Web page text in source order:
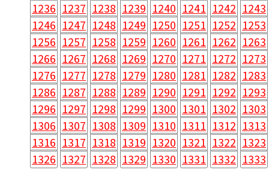
1236 1237 1238 1239 1240 1241 1242 1243
1246 1247 1248 1249 1250 1251 1252 1253
1256 1257 1258 1259 1260 1261 1262 1263
1266 1267 1268 1269 1270 1271 1272 1273
1276 1277 1278 1279 1280 1281 1282 1283
1286 1287 1288 1289 1290 1291 1292 1293
1296 1297 1298 1299 1300 1301 1302 1303
1306 1307 1308 1309 1310 1311 1312 1313
1316 1317 1318 1319 1320 1321 1322 1323
1326 1327 1328 1329 1330 1331 1332 1333